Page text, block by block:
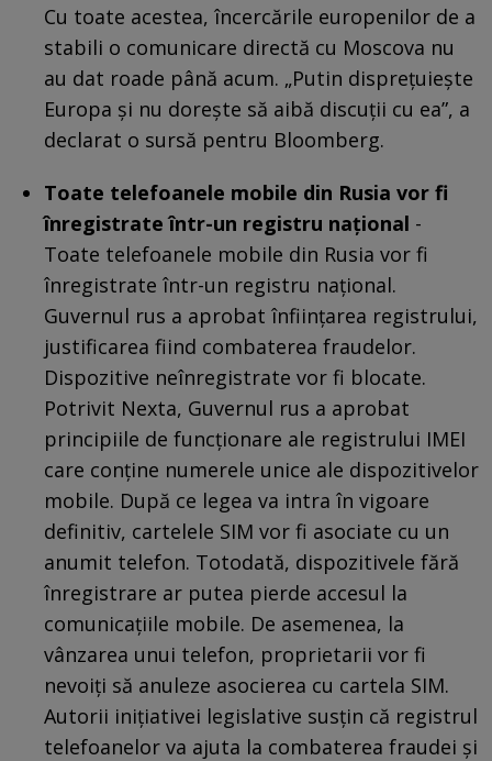
Cu toate acestea, încercările europenilor de a
stabili o comunicare directă cu Moscova nu
au dat roade până acum. „Putin disprețuiește
Europa și nu dorește să aibă discuții cu ea”, a
declarat o sursă pentru Bloomberg.
Toate telefoanele mobile din Rusia vor fi
înregistrate într-un registru național -
Toate telefoanele mobile din Rusia vor fi
înregistrate într-un registru național.
Guvernul rus a aprobat înființarea registrului,
justificarea fiind combaterea fraudelor.
Dispozitive neînregistrate vor fi blocate.
Potrivit Nexta, Guvernul rus a aprobat
principiile de funcționare ale registrului IMEI
care conține numerele unice ale dispozitivelor
mobile. După ce legea va intra în vigoare
definitiv, cartelele SIM vor fi asociate cu un
anumit telefon. Totodată, dispozitivele fără
înregistrare ar putea pierde accesul la
comunicațiile mobile. De asemenea, la
vânzarea unui telefon, proprietarii vor fi
nevoiți să anuleze asocierea cu cartela SIM.
Autorii inițiativei legislative susțin că registrul
telefoanelor va ajuta la combaterea fraudei și